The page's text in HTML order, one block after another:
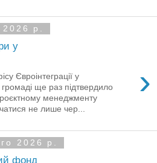
2026 р.
у
›
Євроінтеграції у
громаді ще раз підтвердило
менеджменту
не лише чер...
2026 р.
фонд